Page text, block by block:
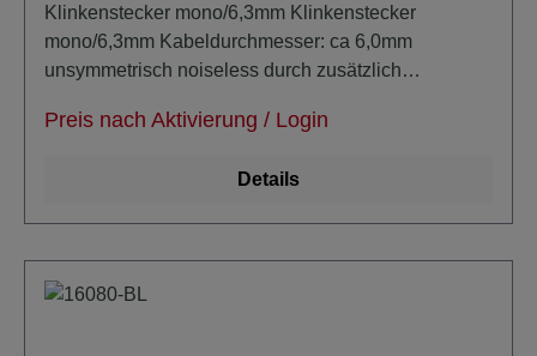
Klinkenstecker mono/6,3mm Klinkenstecker
mono/6,3mm Kabeldurchmesser: ca 6,0mm
unsymmetrisch noiseless durch zusätzlich
Preis nach Aktivierung / Login
Details